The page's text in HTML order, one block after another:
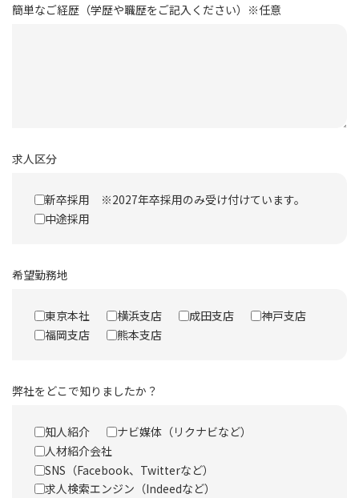
簡単なご経歴（学歴や職歴をご記入ください）※任意
求人区分
新卒採用 ※2027年卒採用のみ受け付けています。
中途採用
希望勤務地
東京本社 横浜支店 成田支店
神戸支店
福岡支店
熊本支店
弊社をどこで知りましたか？
知人紹介
ナビ媒体（リクナビなど）
人材紹介会社
SNS（Facebook、Twitterなど）
求人検索エンジン（Indeedなど）